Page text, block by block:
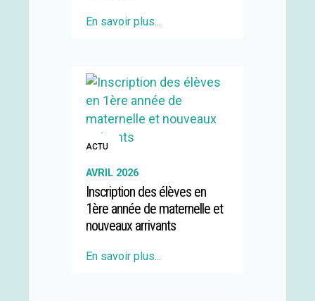
En savoir plus...
Inscription des élèves en
1ère année de maternelle et
nouveaux arrivants
ACTU
AVRIL 2026
En savoir plus...